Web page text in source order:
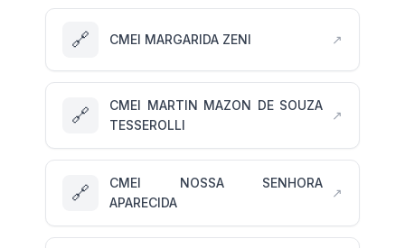
🔗 CMEI MARGARIDA ZENI ↗
🔗
CMEI MARTIN MAZON DE SOUZA
TESSEROLLI
↗
🔗
CMEI NOSSA SENHORA
APARECIDA
↗